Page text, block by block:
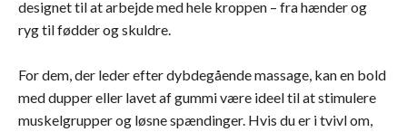
designet til at arbejde med hele kroppen – fra hænder og
ryg til fødder og skuldre.
For dem, der leder efter dybdegående massage, kan en bold
med dupper eller lavet af gummi være ideel til at stimulere
muskelgrupper og løsne spændinger. Hvis du er i tvivl om,